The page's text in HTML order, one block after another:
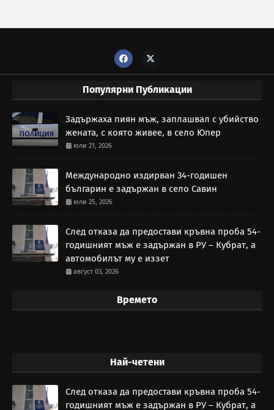
Популярни Публикации
Задържаха пиян мъж, заплашвал с убийство
жената, с която живее, в село Юпер
юли 21, 2026
Международно издирван 34-годишен
българин е задържан в село Савин
юли 25, 2026
След отказа да предостави кръвна проба 54-
годишният мъж е задържан в РУ – Кубрат, а
автомобилът му е иззет
август 03, 2026
Времето
Най-четени
След отказа да предостави кръвна проба 54-
годишният мъж е задържан в РУ – Кубрат, а